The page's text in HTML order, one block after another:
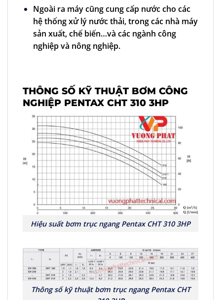
Ngoài ra máy cũng cung cấp nước cho các
hệ thống xử lý nước thải, trong các nhà máy
sản xuất, chế biến…và các ngành công
nghiệp và nông nghiệp.
THÔNG SỐ KỸ THUẬT BƠM CÔNG
NGHIỆP PENTAX CHT 310 3HP
Hiệu suất bơm trục ngang Pentax CHT 310 3HP
Thông số kỹ thuật bơm trục ngang Pentax CHT